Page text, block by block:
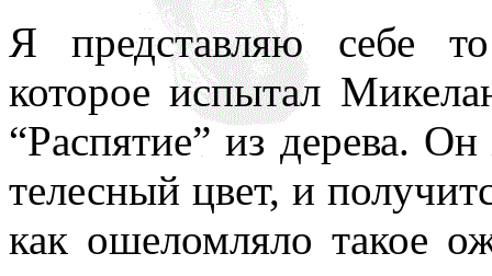
Я представляю себе
которое испытал
“Распятие” из дерева.
телесный цвет, и
как ошеломляло такое